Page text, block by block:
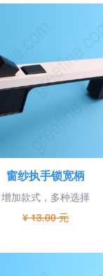
窗纱执手锁宽柄
增加款式，多种选择
¥ 13.00 元